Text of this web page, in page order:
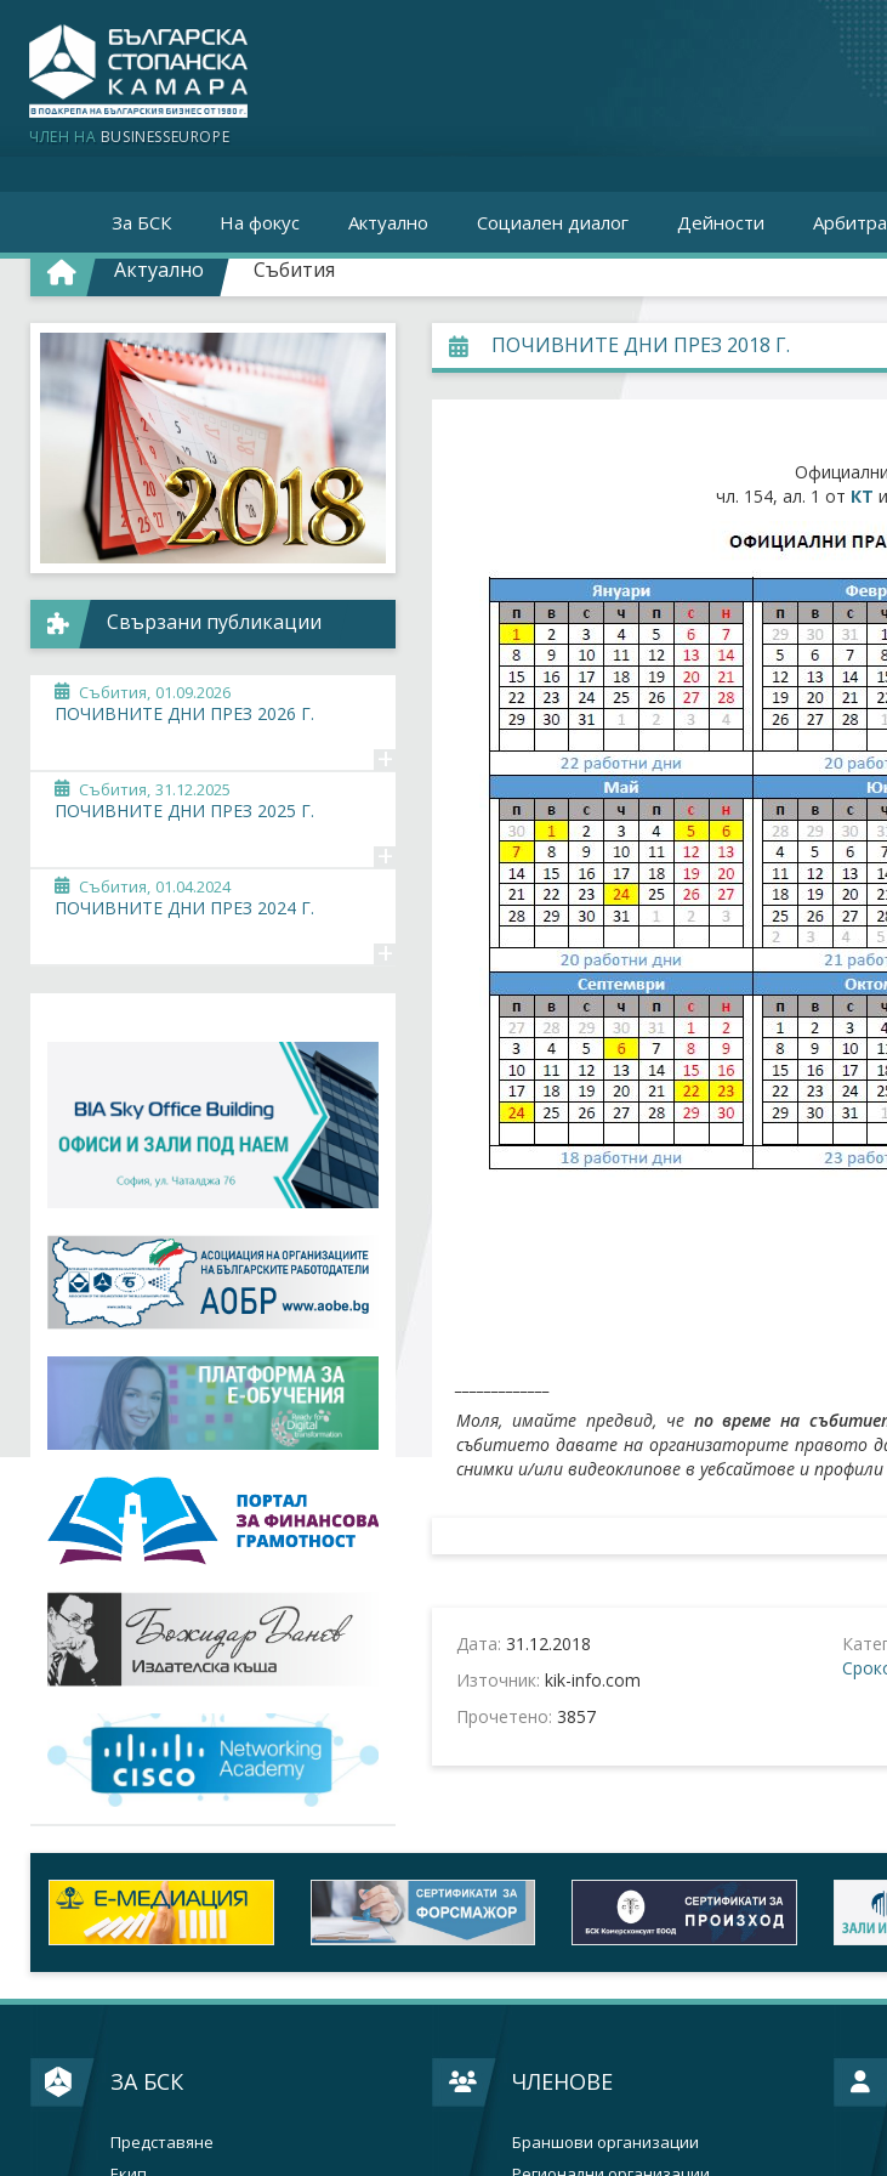
ЧЛЕН НА BUSINESSEUROPE
За БСК На фокус Актуално Социален диалог Дейности
Актуално Събития
ПОЧИВНИТЕ ДНИ ПРЕЗ 2018 Г.
чл. 154, ал. 1 от КТ
Моля, имайте предвид, че по време на
събитието давате на организаторите правото
снимки и/или видеоклипове в уебсайтове и
Дата: 31.12.2018
Източник: kik-info.com
Прочетено: 3857
Свързани публикации
Събития, 01.09.2026
ПОЧИВНИТЕ ДНИ ПРЕЗ 2026 Г.
+
Събития, 31.12.2025
ПОЧИВНИТЕ ДНИ ПРЕЗ 2025 Г.
+
Събития, 01.04.2024
ПОЧИВНИТЕ ДНИ ПРЕЗ 2024 Г.
+
ЗА БСК
Представяне
ЧЛЕНОВЕ
Браншови организации